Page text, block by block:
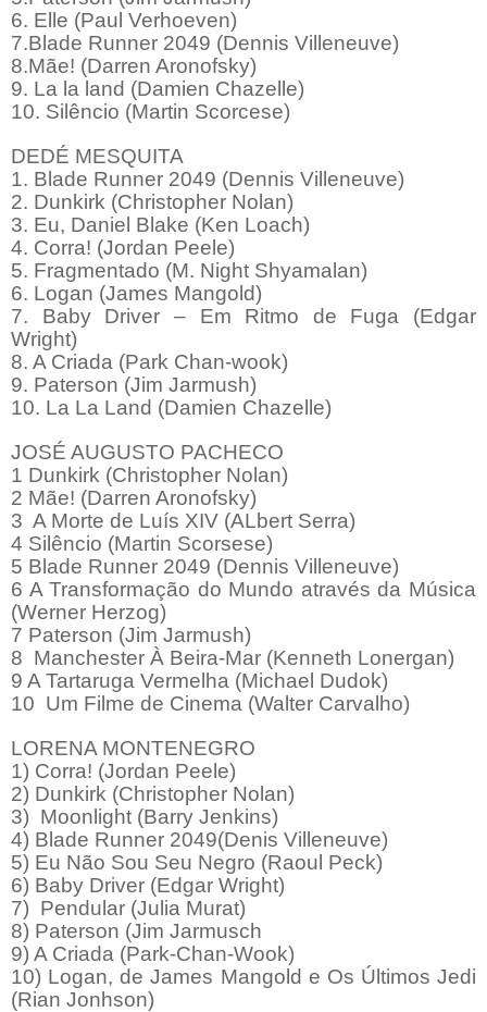
6. Elle (Paul Verhoeven)
7.Blade Runner 2049 (Dennis Villeneuve)
8.Mãe! (Darren Aronofsky)
9. La la land (Damien Chazelle)
10. Silêncio (Martin Scorcese)
DEDÉ MESQUITA
1. Blade Runner 2049 (Dennis Villeneuve)
2. Dunkirk (Christopher Nolan)
3. Eu, Daniel Blake (Ken Loach)
4. Corra! (Jordan Peele)
5. Fragmentado (M. Night Shyamalan)
6. Logan (James Mangold)
7. Baby Driver – Em Ritmo de Fuga (Edgar
Wright)
8. A Criada (Park Chan-wook)
9. Paterson (Jim Jarmush)
10. La La Land (Damien Chazelle)
JOSÉ AUGUSTO PACHECO
1 Dunkirk (Christopher Nolan)
2 Mãe! (Darren Aronofsky)
3 A Morte de Luís XIV (ALbert Serra)
4 Silêncio (Martin Scorsese)
5 Blade Runner 2049 (Dennis Villeneuve)
6 A Transformação do Mundo através da Música
(Werner Herzog)
7 Paterson (Jim Jarmush)
8 Manchester À Beira-Mar (Kenneth Lonergan)
9 A Tartaruga Vermelha (Michael Dudok)
10 Um Filme de Cinema (Walter Carvalho)
LORENA MONTENEGRO
1) Corra! (Jordan Peele)
2) Dunkirk (Christopher Nolan)
3) Moonlight (Barry Jenkins)
4) Blade Runner 2049(Denis Villeneuve)
5) Eu Não Sou Seu Negro (Raoul Peck)
6) Baby Driver (Edgar Wright)
7) Pendular (Julia Murat)
8) Paterson (Jim Jarmusch
9) A Criada (Park-Chan-Wook)
10) Logan, de James Mangold e Os Últimos Jedi
(Rian Jonhson)